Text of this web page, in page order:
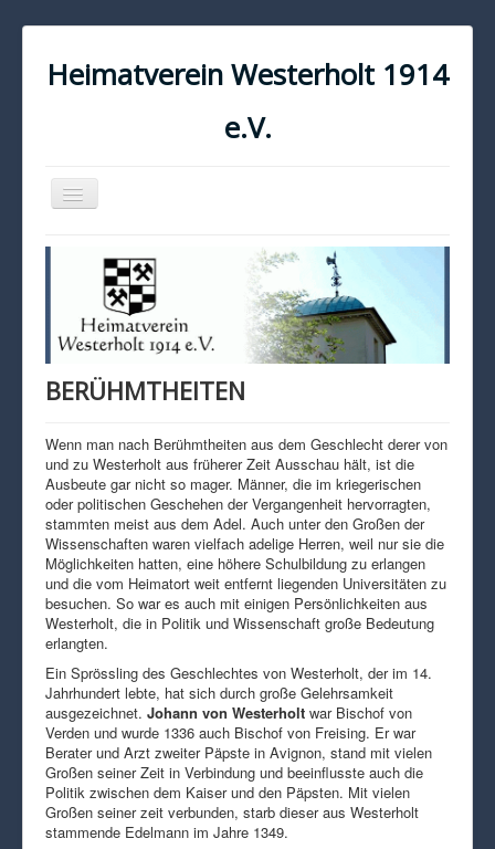
Heimatverein Westerholt 1914
e.V.
Navigation
an/aus
KONTAKT
IMPRESSUM
DATENSCHUTZ
BERÜHMTHEITEN
Wenn man nach Berühmtheiten aus dem Geschlecht derer von
und zu Westerholt aus früherer Zeit Ausschau hält, ist die
Ausbeute gar nicht so mager. Männer, die im kriegerischen
oder politischen Geschehen der Vergangenheit hervorragten,
stammten meist aus dem Adel. Auch unter den Großen der
Wissenschaften waren vielfach adelige Herren, weil nur sie die
Möglichkeiten hatten, eine höhere Schulbildung zu erlangen
und die vom Heimatort weit entfernt liegenden Universitäten zu
besuchen. So war es auch mit einigen Persönlichkeiten aus
Westerholt, die in Politik und Wissenschaft große Bedeutung
erlangten.
Ein Sprössling des Geschlechtes von Westerholt, der im 14.
Jahrhundert lebte, hat sich durch große Gelehrsamkeit
ausgezeichnet. Johann von Westerholt war Bischof von
Verden und wurde 1336 auch Bischof von Freising. Er war
Berater und Arzt zweiter Päpste in Avignon, stand mit vielen
Großen seiner Zeit in Verbindung und beeinflusste auch die
Politik zwischen dem Kaiser und den Päpsten. Mit vielen
Großen seiner zeit verbunden, starb dieser aus Westerholt
stammende Edelmann im Jahre 1349.